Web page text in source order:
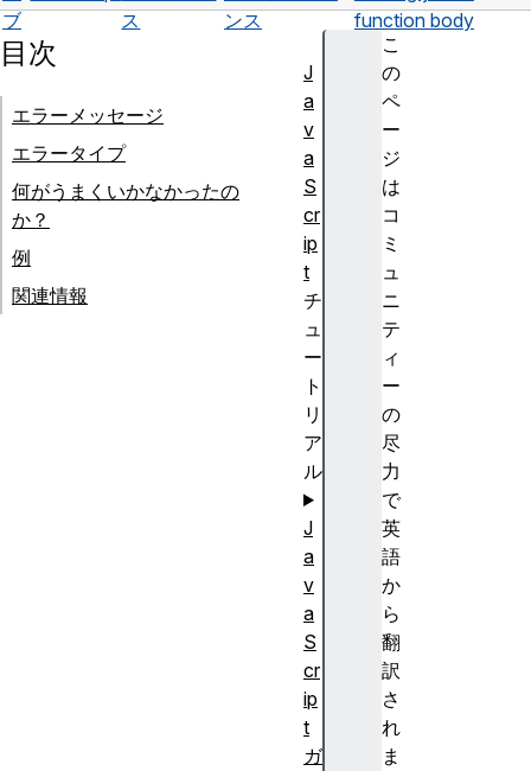
ブ
ス
ンス
function body
こ
の
ペ
ー
ジ
は
コ
ミ
ュ
ニ
テ
ィ
ー
の
尽
力
で
英
語
か
ら
翻
訳
さ
れ
ま
目次
エラーメッセージ
エラータイプ
何がうまくいかなかったの
か？
例
関連情報
J
a
v
a
S
cr
ip
t
チ
ュ
ー
ト
リ
ア
ル
J
a
v
a
S
cr
ip
t
ガ